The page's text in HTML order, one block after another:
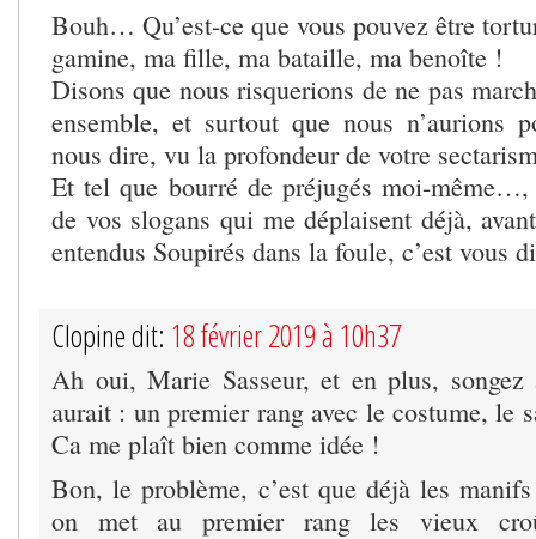
Bouh… Qu’est-ce que vous pouvez être
gamine, ma fille, ma bataille, ma benoîte !
Disons que nous risquerions de ne pas
ensemble, et surtout que nous n’aurions
nous dire, vu la profondeur de votre
Et tel que bourré de préjugés moi-même…,
de vos slogans qui me déplaisent déjà,
entendus Soupirés dans la foule, c’est vous
Clopine dit: 18 février 2019 à 10h37
Ah oui, Marie Sasseur, et en plus,
aurait : un premier rang avec le costume, le
Ca me plaît bien comme idée !
Bon, le problème, c’est que déjà les
on met au premier rang les vieux